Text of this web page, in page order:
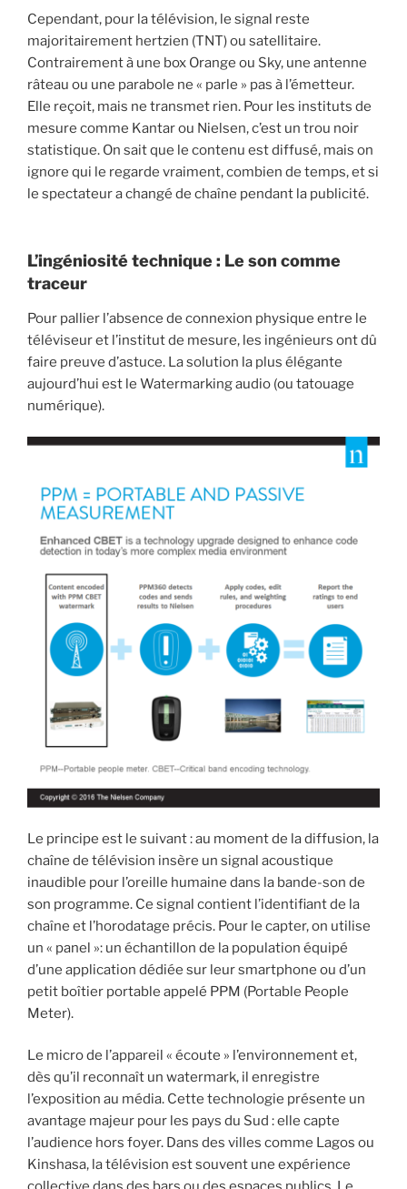
Cependant, pour la télévision, le signal reste
majoritairement hertzien (TNT) ou satellitaire.
Contrairement à une box Orange ou Sky, une antenne
râteau ou une parabole ne « parle » pas à l’émetteur.
Elle reçoit, mais ne transmet rien. Pour les instituts de
mesure comme Kantar ou Nielsen, c’est un trou noir
statistique. On sait que le contenu est diffusé, mais on
ignore qui le regarde vraiment, combien de temps, et si
le spectateur a changé de chaîne pendant la publicité.
L’ingéniosité technique : Le son comme
traceur
Pour pallier l’absence de connexion physique entre le
téléviseur et l’institut de mesure, les ingénieurs ont dû
faire preuve d’astuce. La solution la plus élégante
aujourd’hui est le Watermarking audio (ou tatouage
numérique).
Le principe est le suivant : au moment de la diffusion, la
chaîne de télévision insère un signal acoustique
inaudible pour l’oreille humaine dans la bande-son de
son programme. Ce signal contient l’identifiant de la
chaîne et l’horodatage précis. Pour le capter, on utilise
un « panel »: un échantillon de la population équipé
d’une application dédiée sur leur smartphone ou d’un
petit boîtier portable appelé PPM (Portable People
Meter).
Le micro de l’appareil « écoute » l’environnement et,
dès qu’il reconnaît un watermark, il enregistre
l’exposition au média. Cette technologie présente un
avantage majeur pour les pays du Sud : elle capte
l’audience hors foyer. Dans des villes comme Lagos ou
Kinshasa, la télévision est souvent une expérience